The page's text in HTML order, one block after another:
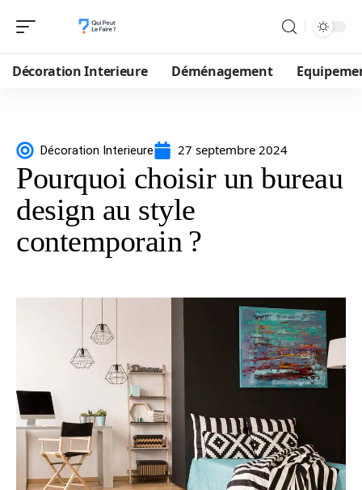
Décoration Interieure Déménagement
Décoration Interieure 27 septembre 2024
Pourquoi choisir un bureau
design au style
contemporain ?